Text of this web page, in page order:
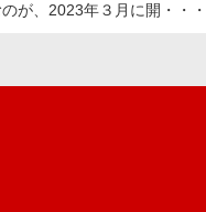
が、2023年３月に開・・・